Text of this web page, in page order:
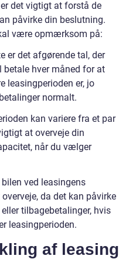
det vigtigt at forstå de
påvirke din beslutning.
være opmærksom på:
er det afgørende tal, der
betale hver måned for at
leasingperioden er, jo
normalt.
kan variere fra et par
at overveje din
når du vælger
ved leasingens
da det kan påvirke
tilbagebetalinger, hvis
leasingperioden.
af leasing